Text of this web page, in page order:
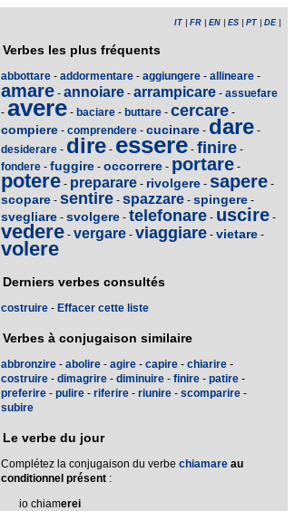
IT FR EN ES PT DE|
Verbes les plus fréquents
abbottare - addormentare - aggiungere - allineare -
amare - annoiare - arrampicare - assuefare
- avere - baciare - buttare - cercare -
compiere - comprendere - cucinare - dare -
desiderare - dire - essere - finire -
fondere - fuggire - occorrere - portare -
potere - preparare - rivolgere - sapere -
scopare - sentire - spazzare - spingere -
svegliare - svolgere - telefonare - uscire -
vedere - vergare - viaggiare - vietare -
volere
Derniers verbes consultés
costruire - Effacer cette liste
Verbes à conjugaison similaire
abbronzire - abolire - agire - capire - chiarire -
costruire - dimagrire - diminuire - finire - patire -
preferire - pulire - riferire - riunire - scomparire -
subire
Le verbe du jour
Complétez la conjugaison du verbe chiamare au
conditionnel présent :
io chiamerei